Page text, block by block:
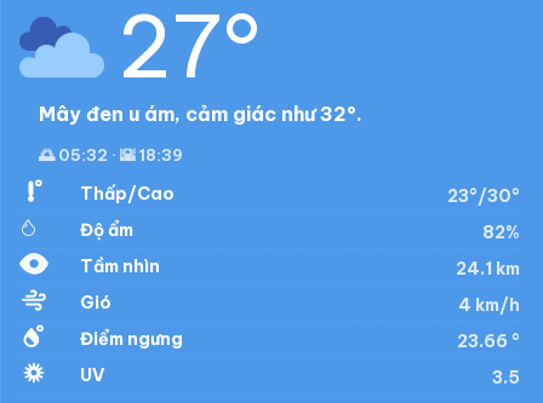
27°
Mây đen u ám, cảm giác như 32°.
🌅 05:32 · 🌇 18:39
Thấp/Cao
23°/30°
Độ ẩm
82%
Tầm nhìn
24.1 km
Gió
4 km/h
Điểm ngưng
23.66 °
UV
3.5